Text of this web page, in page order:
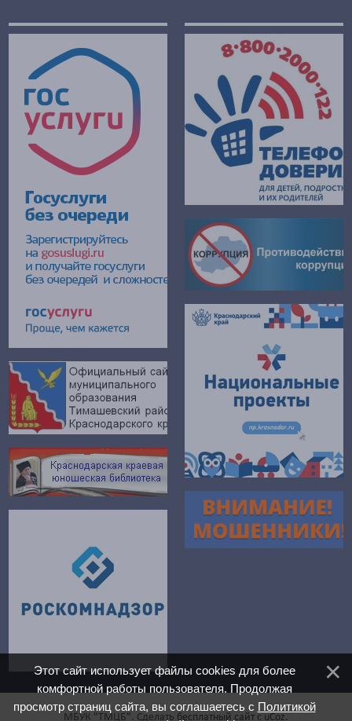
МБУК "ТМЦБ". Сделать бесплатный сайт с uCoz.
Этот сайт использует файлы cookies для более
комфортной работы пользователя. Продолжая
просмотр страниц сайта, вы соглашаетесь с Политикой